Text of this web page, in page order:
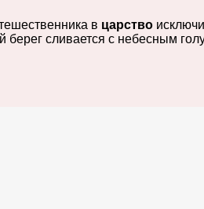
в царство
берег сливается с небесным